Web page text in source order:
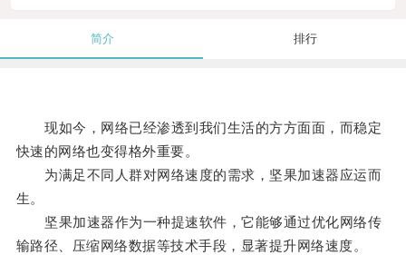
简介 排行
现如今，网络已经渗透到我们生活的方方面面，而稳定
快速的网络也变得格外重要。
为满足不同人群对网络速度的需求，坚果加速器应运而
生。
坚果加速器作为一种提速软件，它能够通过优化网络传
输路径、压缩网络数据等技术手段，显著提升网络速度。